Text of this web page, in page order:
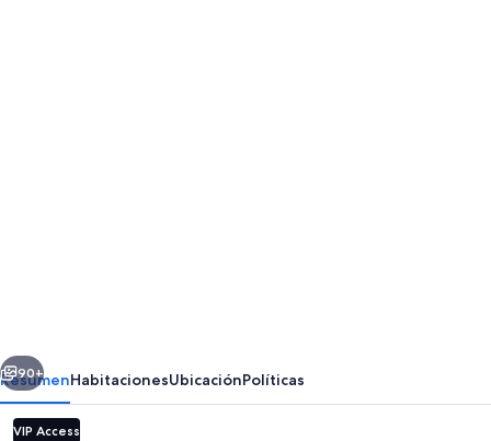
Siguiente
90+
ResumenHabitacionesUbicaciónPolíticas
VIP Access